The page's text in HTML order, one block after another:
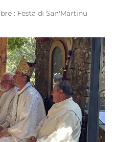
: Festa di San'Martinu